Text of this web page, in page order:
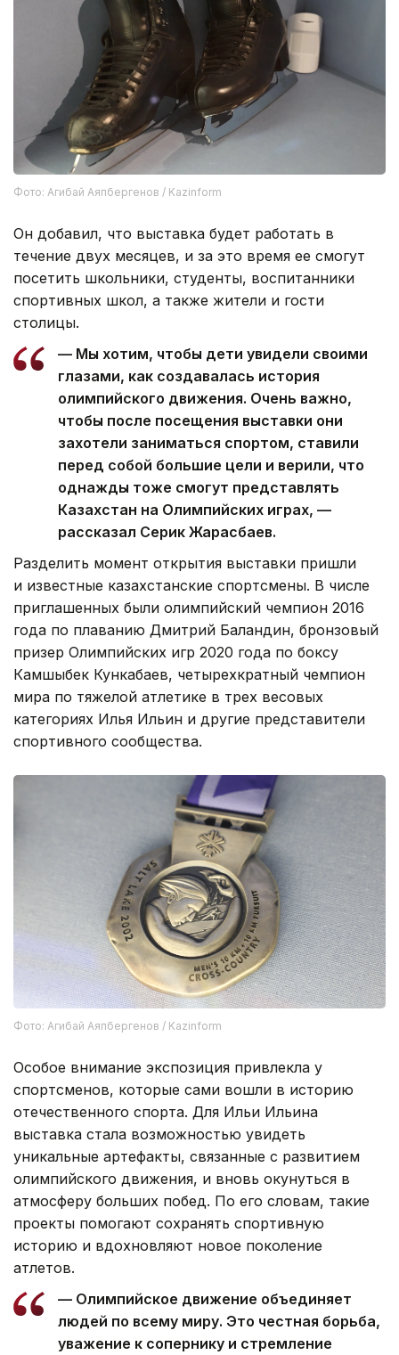
Фото: Агибай Аяпбергенов / Kazinform
Он добавил, что выставка будет работать в
течение двух месяцев, и за это время ее смогут
посетить школьники, студенты, воспитанники
спортивных школ, а также жители и гости
столицы.
— Мы хотим, чтобы дети увидели своими
глазами, как создавалась история
олимпийского движения. Очень важно,
чтобы после посещения выставки они
захотели заниматься спортом, ставили
перед собой большие цели и верили, что
однажды тоже смогут представлять
Казахстан на Олимпийских играх, —
рассказал Серик Жарасбаев.
Разделить момент открытия выставки пришли
и известные казахстанские спортсмены. В числе
приглашенных были олимпийский чемпион 2016
года по плаванию Дмитрий Баландин, бронзовый
призер Олимпийских игр 2020 года по боксу
Камшыбек Кункабаев, четырехкратный чемпион
мира по тяжелой атлетике в трех весовых
категориях Илья Ильин и другие представители
спортивного сообщества.
Фото: Агибай Аяпбергенов / Kazinform
Особое внимание экспозиция привлекла у
спортсменов, которые сами вошли в историю
отечественного спорта. Для Ильи Ильина
выставка стала возможностью увидеть
уникальные артефакты, связанные с развитием
олимпийского движения, и вновь окунуться в
атмосферу больших побед. По его словам, такие
проекты помогают сохранять спортивную
историю и вдохновляют новое поколение
атлетов.
— Олимпийское движение объединяет
людей по всему миру. Это честная борьба,
уважение к сопернику и стремление